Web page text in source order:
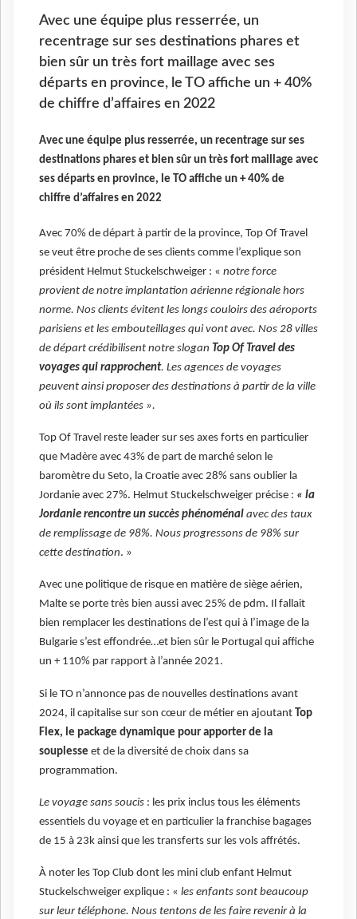
Avec une équipe plus resserrée, un
recentrage sur ses destinations phares et
bien sûr un très fort maillage avec ses
départs en province, le TO affiche un + 40%
de chiffre d’affaires en 2022
Avec une équipe plus resserrée, un recentrage sur ses
destinations phares et bien sûr un très fort maillage avec
ses départs en province, le TO affiche un + 40% de
chiffre d’affaires en 2022
Avec 70% de départ à partir de la province, Top Of Travel
se veut être proche de ses clients comme l’explique son
président Helmut Stuckelschweiger : « notre force
provient de notre implantation aérienne régionale hors
norme. Nos clients évitent les longs couloirs des aéroports
parisiens et les embouteillages qui vont avec. Nos 28 villes
de départ crédibilisent notre slogan Top Of Travel des
voyages qui rapprochent. Les agences de voyages
peuvent ainsi proposer des destinations à partir de la ville
où ils sont implantées ».
Top Of Travel reste leader sur ses axes forts en particulier
que Madère avec 43% de part de marché selon le
baromètre du Seto, la Croatie avec 28% sans oublier la
Jordanie avec 27%. Helmut Stuckelschweiger précise : « la
Jordanie rencontre un succès phénoménal avec des taux
de remplissage de 98%. Nous progressons de 98% sur
cette destination. »
Avec une politique de risque en matière de siège aérien,
Malte se porte très bien aussi avec 25% de pdm. Il fallait
bien remplacer les destinations de l’est qui à l’image de la
Bulgarie s’est effondrée…et bien sûr le Portugal qui affiche
un + 110% par rapport à l’année 2021.
Si le TO n’annonce pas de nouvelles destinations avant
2024, il capitalise sur son cœur de métier en ajoutant Top
Flex, le package dynamique pour apporter de la
souplesse et de la diversité de choix dans sa
programmation.
Le voyage sans soucis : les prix inclus tous les éléments
essentiels du voyage et en particulier la franchise bagages
de 15 à 23k ainsi que les transferts sur les vols affrétés.
À noter les Top Club dont les mini club enfant Helmut
Stuckelschweiger explique : « les enfants sont beaucoup
sur leur téléphone. Nous tentons de les faire revenir à la